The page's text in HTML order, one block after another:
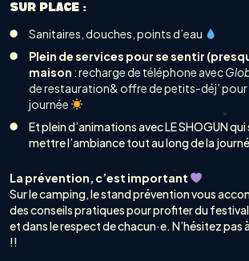
SUR PLACE :
Sanitaires, douches, points d’eau
Plein de services pour se sentir
maison : recharge de téléphone avec
de restauration& offre de petits-déj’ pour
journée
Et plein d’animations avec LE SHOGUN
mettre l’ambiance tout au long de la
La prévention, c’est important
Sur le camping, le stand prévention vous
des conseils pratiques pour profiter du
et dans le respect de chacun·e. N’hésitez pas
!!